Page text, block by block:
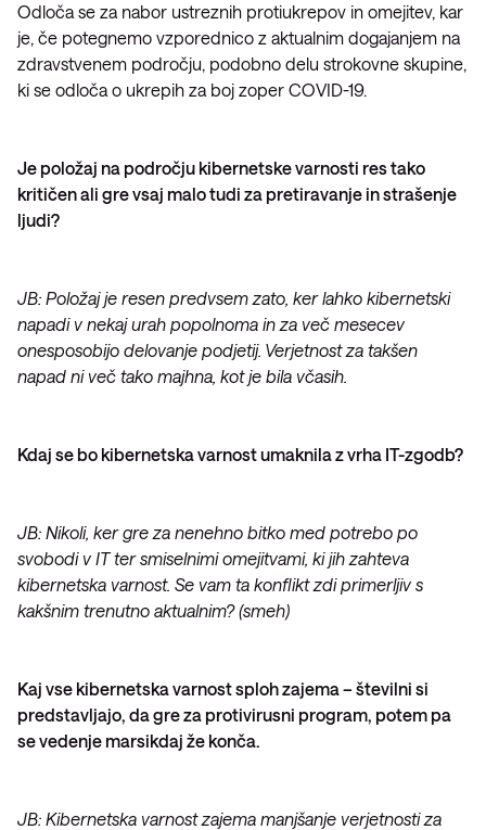
Odloča se za nabor ustreznih protiukrepov in omejitev, kar
je, če potegnemo vzporednico z aktualnim dogajanjem na
zdravstvenem področju, podobno delu strokovne skupine,
ki se odloča o ukrepih za boj zoper COVID-19.
Je položaj na področju kibernetske varnosti res tako
kritičen ali gre vsaj malo tudi za pretiravanje in strašenje
ljudi?
JB: Položaj je resen predvsem zato, ker lahko kibernetski
napadi v nekaj urah popolnoma in za več mesecev
onesposobijo delovanje podjetij. Verjetnost za takšen
napad ni več tako majhna, kot je bila včasih.
Kdaj se bo kibernetska varnost umaknila z vrha IT-zgodb?
JB: Nikoli, ker gre za nenehno bitko med potrebo po
svobodi v IT ter smiselnimi omejitvami, ki jih zahteva
kibernetska varnost. Se vam ta konflikt zdi primerljiv s
kakšnim trenutno aktualnim? (smeh)
Kaj vse kibernetska varnost sploh zajema – številni si
predstavljajo, da gre za protivirusni program, potem pa
se vedenje marsikdaj že konča.
JB: Kibernetska varnost zajema manjšanje verjetnosti za